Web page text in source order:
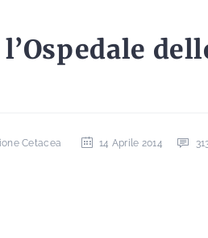
Cetacea 14 Aprile 2014